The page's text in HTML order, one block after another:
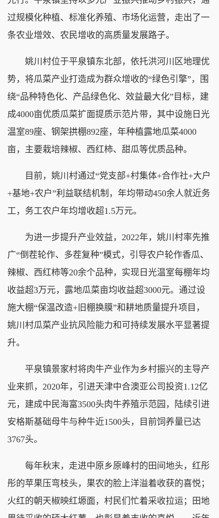
过规模化种植、标准化养殖、市场化运营，走出了一
条农业增效、农民增收的高质量发展路子。
姚川村位于平泉镇东北部，依托洪河川区地理优
势，将瓜菜产业打造成为群众增收的“绿色引擎”，围
绕“品种特色化、产品绿色化、效益最大化”目标，建
成4000亩优质瓜菜扩面提质示范片带，其中设施日光
温室89座、钢架拱棚892座，年种植露地瓜菜4000
亩，主要栽培辣椒、西红柿、甜瓜等优质品种。
目前，姚川村通过“党支部+村集体+合作社+大户
+基地+农户”利益联结机制，年均带动450余人就近务
工，务工农户年均增收超1.5万元。
为进一步提升产业效益，2022年，姚川村率先推
广“倒茬轮作、多茬复种”模式，引导农户轮作香瓜、
辣椒、西红柿等20余个品种，实现日光温室每棚年均
收益超3万元，露地瓜菜亩均收益超3000元。通过设
施大棚“保温改造+旧棚换膜”和耕地质量提升项目，
姚川村瓜菜产业抗风险能力和可持续发展水平显著提
升。
平泉镇景家村将肉牛产业作为乡村振兴的主导产
业来抓，2020年，引进天津中合澳亚公司投资1.12亿
元，建成中民海富3500头肉牛养殖示范园，陆续引进
安格斯基础母牛与种牛近1500头，目前饲养量已达
3767头。
每年秋末，走进中原乡原峰村的田间地头，红彤
彤的苹果压弯枝头，果农的脸上洋溢着收获的喜悦；
火红的朝天椒映红塬面，村民们忙着采收拉运；田地